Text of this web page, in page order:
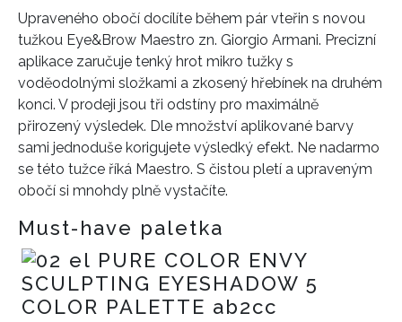
Upraveného obočí docílíte během pár vteřin s novou
tužkou Eye&Brow Maestro zn. Giorgio Armani. Precizní
aplikace zaručuje tenký hrot mikro tužky s
voděodolnými složkami a zkosený hřebínek na druhém
konci. V prodeji jsou tři odstíny pro maximálně
přirozený výsledek. Dle množství aplikované barvy
sami jednoduše korigujete výsledký efekt. Ne nadarmo
se této tužce říká Maestro. S čistou pletí a upraveným
obočí si mnohdy plně vystačíte.
Must-have paletka